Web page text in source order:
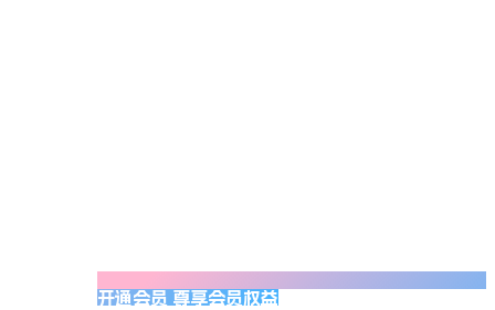
开通会员 尊享会员权益